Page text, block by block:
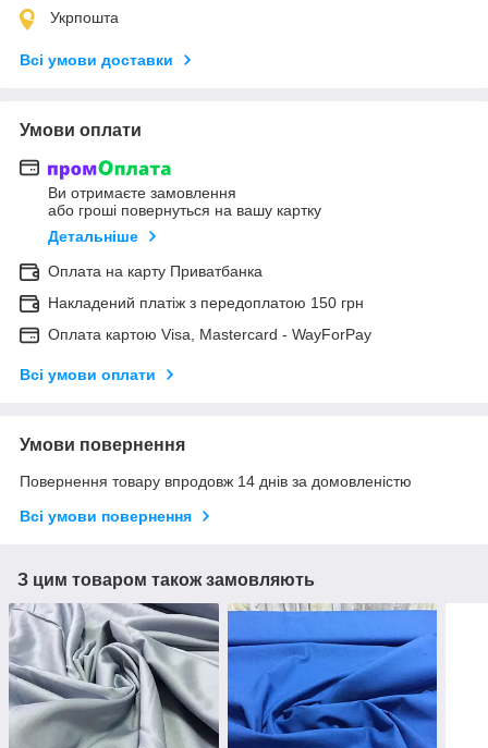
Укрпошта
Всі умови доставки
Умови оплати
Ви отримаєте замовлення
або гроші повернуться на вашу картку
Детальніше
Оплата на карту Приватбанка
Накладений платіж з передоплатою 150 грн
Оплата картою Visa, Mastercard - WayForPay
Всі умови оплати
Умови повернення
Повернення товару впродовж 14 днів за домовленістю
Всі умови повернення
З цим товаром також замовляють